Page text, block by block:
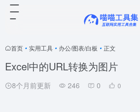
首页 • 实用工具 • 办公/图表/白板 • 正文
Excel中的URL转换为图片
8个月前更新 246 0 0